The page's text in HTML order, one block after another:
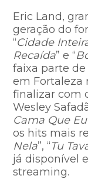
Eric Land,
geração do
“Cidade
Recaída” e “
faixa parte
em Fortaleza
finalizar com
Wesley
Cama Que
os hits mais
Nela”, “Tu
já disponível
streaming.